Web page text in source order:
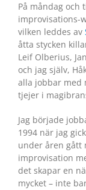
På måndag och
improvisations-
vilken leddes av
åtta stycken
Leif Olberius,
och jag själv,
alla jobbar med
tjejer i
Jag började
1994 när jag
under åren gått
improvisation
det skapar en
mycket – inte